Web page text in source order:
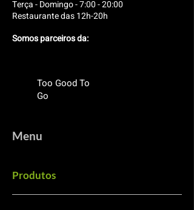
Terça - Domingo - 7:00 - 20:00
Restaurante das 12h-20h
Somos parceiros da:
Too Good To
Go
Menu
Produtos